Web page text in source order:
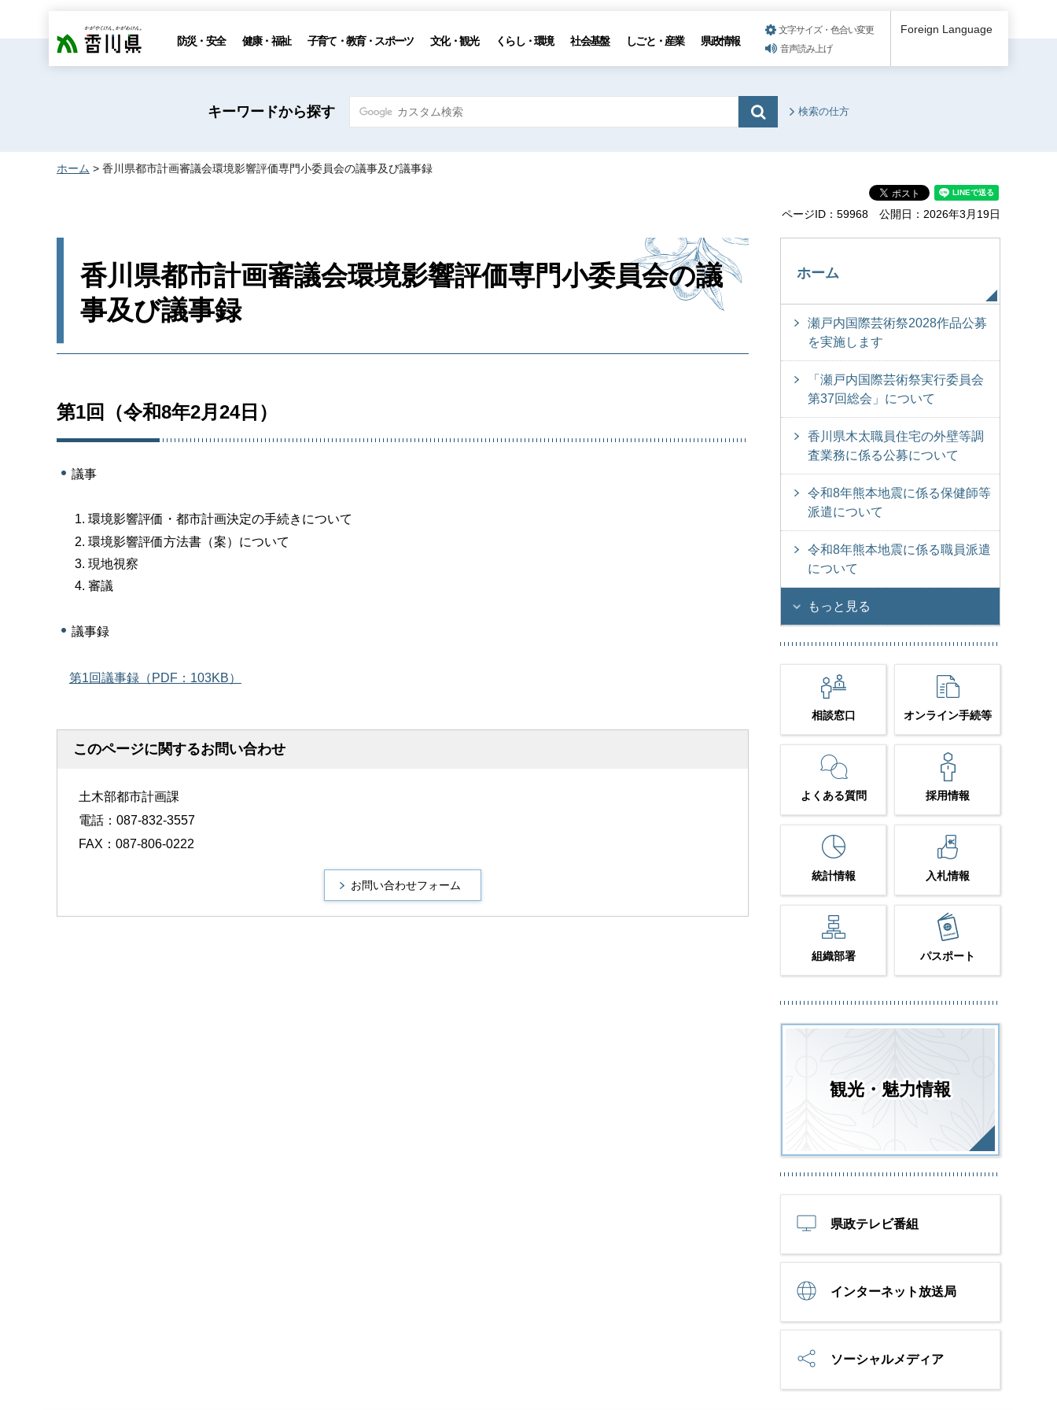
香川県 防災・安全 健康・福祉 子育て・教育・スポーツ 文化・観光 くらし・環境 社会基盤 しごと・産業 県政情報
文字サイズ・色合い変更
音声読み上げ
Foreign Language
キーワードから探す 検索の仕方
ホーム > 香川県都市計画審議会環境影響評価専門小委員会の議事及び議事録
ページID：59968 公開日：2026年3月19日
香川県都市計画審議会環境影響評価専門小委員会の議
事及び議事録
第1回（令和8年2月24日）
議事
環境影響評価・都市計画決定の手続きについて
環境影響評価方法書（案）について
現地視察
審議
議事録
第1回議事録（PDF：103KB）
このページに関するお問い合わせ
土木部都市計画課
電話：087-832-3557
FAX：087-806-0222
ホーム
瀬戸内国際芸術祭2028作品公募
を実施します
「瀬戸内国際芸術祭実行委員会
第37回総会」について
香川県木太職員住宅の外壁等調
査業務に係る公募について
令和8年熊本地震に係る保健師等
派遣について
令和8年熊本地震に係る職員派遣
について
もっと見る
相談窓口 オンライン手続等
よくある質問 採用情報
統計情報 入札情報
組織部署 パスポート
観光・魅力情報
県政テレビ番組
インターネット放送局
ソーシャルメディア